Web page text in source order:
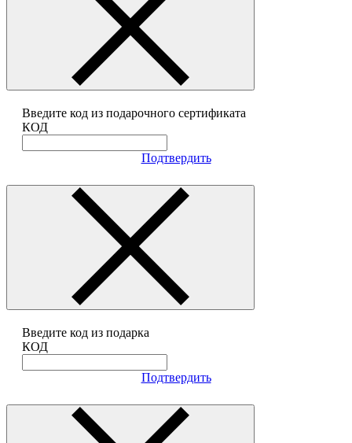
Введите код из подарочного сертификата
КОД
Подтвердить
Введите код из подарка
КОД
Подтвердить